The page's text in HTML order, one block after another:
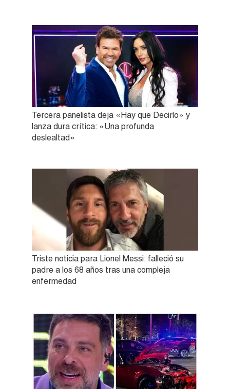
Tercera panelista deja «Hay que Decirlo» y
lanza dura crítica: «Una profunda
deslealtad»
Triste noticia para Lionel Messi: falleció su
padre a los 68 años tras una compleja
enfermedad